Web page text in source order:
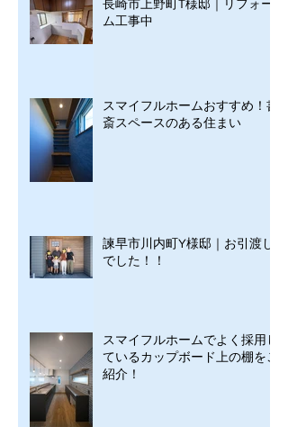
長崎市上野町T様邸｜リフォー
ム工事中
スマイフルホームおすすめ！書
斎スペースのある住まい
諫早市川内町Y様邸｜お引渡し
でした！！
スマイフルホームでよく採用し
ているカップボード上の棚をご
紹介！